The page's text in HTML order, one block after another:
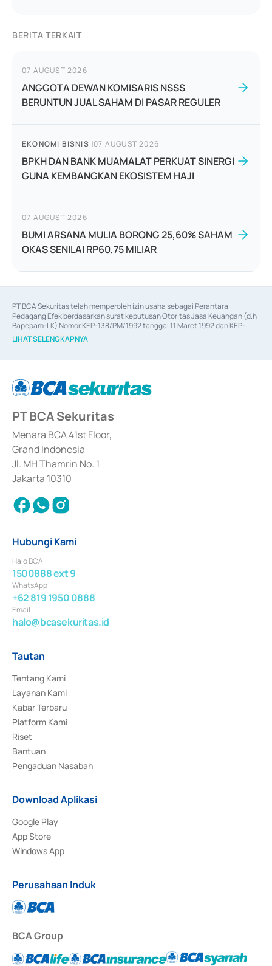
BERITA TERKAIT
07 AUGUST 2026
ANGGOTA DEWAN KOMISARIS NSSS
BERUNTUN JUAL SAHAM DI PASAR REGULER
EKONOMI BISNIS |07 AUGUST 2026
BPKH DAN BANK MUAMALAT PERKUAT SINERGI
GUNA KEMBANGKAN EKOSISTEM HAJI
07 AUGUST 2026
BUMI ARSANA MULIA BORONG 25,60% SAHAM
OKAS SENILAI RP60,75 MILIAR
PT BCA Sekuritas telah memperoleh izin usaha sebagai Perantara
Pedagang Efek berdasarkan surat keputusan Otoritas Jasa Keuangan (d.h
Bapepam-LK) Nomor KEP-138/PM/1992 tanggal 11 Maret 1992 dan KEP-
06/D.04/2014 tanggal 28 Februari 2014, izin usaha sebagai Penjamin Emisi
Efek berdasarkan surat keputusan Otoritas Jasa Keuangan Nomor KEP-
berdasarkan surat keputusan Otoritas Jasa Keuangan Nomor S-
67/PM.21/2017 tanggal 3 Februari 2017, dan beberapa izin usaha lainnya
Sertifikat Deposito di Pasar Uang yang izinnya diterbitkan pada tahun 2017
dan izin usaha lainnya dari Bank Indonesia sebagai Lembaga Pendukung
Penerbitan, Transaksi, serta Penatausahaan dan Penyelesaian Transaksi
Surat Berharga Komersial yang izinnya diterbitkan pada tahun 2018.
LIHAT SELENGKAPNYA
PT BCA Sekuritas
Menara BCA 41st Floor,
Grand Indonesia
Jl. MH Thamrin No. 1
Jakarta 10310
Hubungi Kami
Halo BCA
1500888 ext 9
WhatsApp
+62 819 1950 0888
Email
halo@bcasekuritas.id
Tautan
Tentang Kami
Layanan Kami
Kabar Terbaru
Platform Kami
Riset
Bantuan
Pengaduan Nasabah
Download Aplikasi
Google Play
App Store
Windows App
Perusahaan Induk
BCA Group